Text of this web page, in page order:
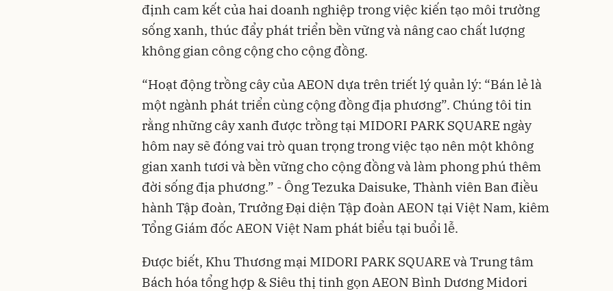
định cam kết của hai doanh nghiệp trong việc kiến tạo môi trường
sống xanh, thúc đẩy phát triển bền vững và nâng cao chất lượng
không gian công cộng cho cộng đồng.
“Hoạt động trồng cây của AEON dựa trên triết lý quản lý: “Bán lẻ là
một ngành phát triển cùng cộng đồng địa phương”. Chúng tôi tin
rằng những cây xanh được trồng tại MIDORI PARK SQUARE ngày
hôm nay sẽ đóng vai trò quan trọng trong việc tạo nên một không
gian xanh tươi và bền vững cho cộng đồng và làm phong phú thêm
đời sống địa phương.” - Ông Tezuka Daisuke, Thành viên Ban điều
hành Tập đoàn, Trưởng Đại diện Tập đoàn AEON tại Việt Nam, kiêm
Tổng Giám đốc AEON Việt Nam phát biểu tại buổi lễ.
Được biết, Khu Thương mại MIDORI PARK SQUARE và Trung tâm
Bách hóa tổng hợp & Siêu thị tinh gọn AEON Bình Dương Midori